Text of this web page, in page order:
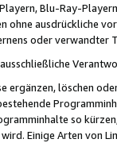
Blu-Ray-
ohne ausdrückliche
oder
ergänzen, löschen
so
Einige Arten von